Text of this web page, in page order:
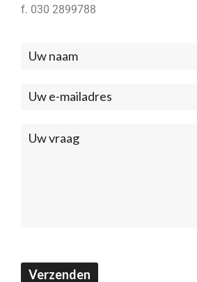
f. 030 2899788
Neem
met
ons
Verzenden